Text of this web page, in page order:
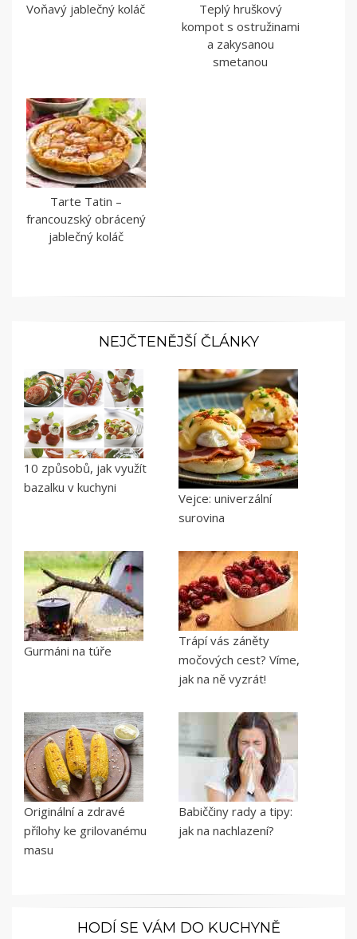
Voňavý jablečný koláč
Teplý hruškový
kompot s ostružinami
a zakysanou
smetanou
Tarte Tatin –
francouzský obrácený
jablečný koláč
NEJČTENĚJŠÍ ČLÁNKY
10 způsobů, jak využít
bazalku v kuchyni
Vejce: univerzální
surovina
Gurmáni na túře
Trápí vás záněty
močových cest? Víme,
jak na ně vyzrát!
Originální a zdravé
přílohy ke grilovanému
masu
Babiččiny rady a tipy:
jak na nachlazení?
HODÍ SE VÁM DO KUCHYNĚ